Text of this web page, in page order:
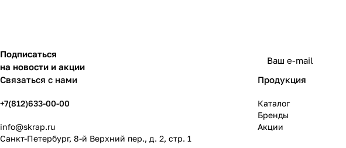
Подписаться
на новости и акции
Связаться с нами
+7(812)633-00-00
info@skrap.ru
Санкт-Петербург, 8-й Верхний пер., д. 2, стр. 1
Продукция
Каталог
Бренды
Акции